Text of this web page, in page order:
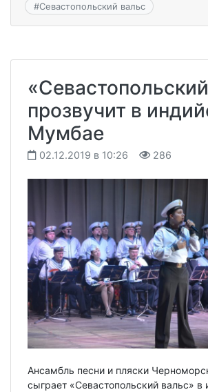
#Севастопольский вальс
прозвучит в
Мумбае
02.12.2019 в 10:26 286
Ансамбль песни и пляски
сыграет «Севастопольский вальс» в